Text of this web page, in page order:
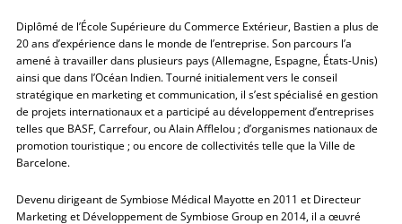
Diplômé de l’École Supérieure du Commerce Extérieur, Bastien a plus de
20 ans d’expérience dans le monde de l’entreprise. Son parcours l’a
amené à travailler dans plusieurs pays (Allemagne, Espagne, États-Unis)
ainsi que dans l’Océan Indien. Tourné initialement vers le conseil
stratégique en marketing et communication, il s’est spécialisé en gestion
de projets internationaux et a participé au développement d’entreprises
telles que BASF, Carrefour, ou Alain Afflelou ; d’organismes nationaux de
promotion touristique ; ou encore de collectivités telle que la Ville de
Barcelone.
Devenu dirigeant de Symbiose Médical Mayotte en 2011 et Directeur
Marketing et Développement de Symbiose Group en 2014, il a œuvré